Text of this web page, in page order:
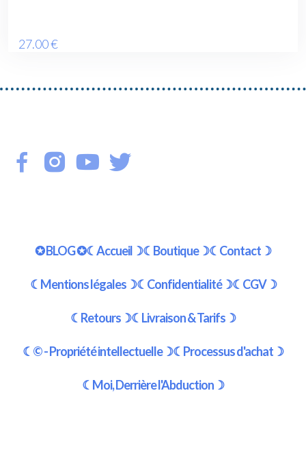
27.00€
✪ BLOG ✪☾Accueil☽☾Boutique☽☾Contact☽
☾Mentions légales☽☾Confidentialité☽☾CGV☽
☾Retours☽☾Livraison & Tarifs☽
☾© - Propriété intellectuelle☽☾Processus d'achat☽
☾Moi, Derrière l'Abduction☽